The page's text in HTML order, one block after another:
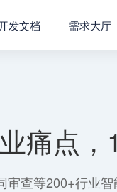
发文档 需求大厅
痛点，
查等200+行业智